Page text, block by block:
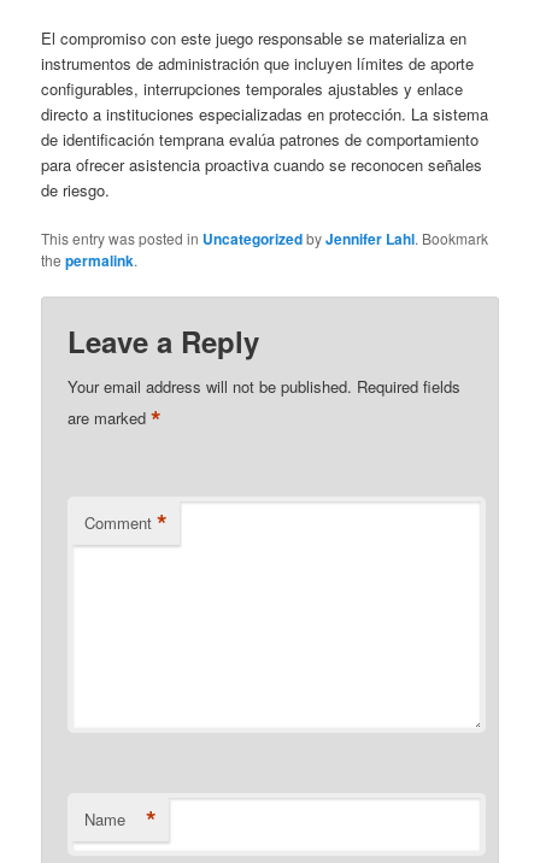
El compromiso con este juego responsable se materializa en
instrumentos de administración que incluyen límites de aporte
configurables, interrupciones temporales ajustables y enlace
directo a instituciones especializadas en protección. La sistema
de identificación temprana evalúa patrones de comportamiento
para ofrecer asistencia proactiva cuando se reconocen señales
de riesgo.
This entry was posted in UncategorizedbyJennifer Lahl. Bookmark
thepermalink.
Leave a Reply
Your email address will not be published. Required fields
are marked*
Comment *
Name *